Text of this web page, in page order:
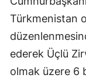
Türkmenistan
ederek Üçlü
olmak üzere 6